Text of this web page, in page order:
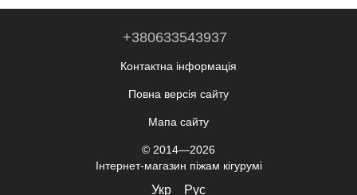
+380633543937
Контактна інформація
Повна версія сайту
Мапа сайту
© 2014—2026
Інтернет-магазин піжам кігурумі
Укр Рус